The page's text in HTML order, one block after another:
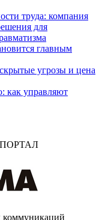
труда: компания
для
главным
угрозы и цена
как управляют
коммуникаций